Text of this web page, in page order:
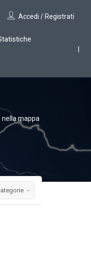
Accedi / Registrati
mappa